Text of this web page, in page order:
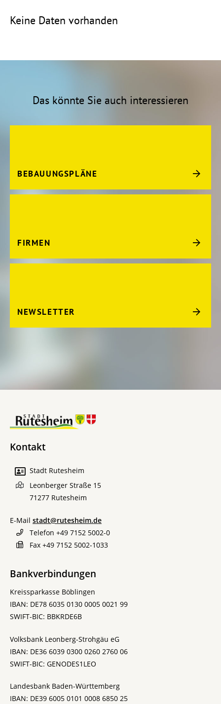
Keine Daten vorhanden
Das könnte Sie auch interessieren
BEBAUUNGSPLÄNE
FIRMEN
NEWSLETTER
Kontakt
Stadt Rutesheim
Leonberger Straße 15
71277 Rutesheim
E-Mail stadt@rutesheim.de
Telefon +49 7152 5002-0
Fax +49 7152 5002-1033
Bankverbindungen
Kreissparkasse Böblingen
IBAN: DE78 6035 0130 0005 0021 99
SWIFT-BIC: BBKRDE6B
Volksbank Leonberg-Strohgäu eG
IBAN: DE36 6039 0300 0260 2760 06
SWIFT-BIC: GENODES1LEO
Landesbank Baden-Württemberg
IBAN: DE39 6005 0101 0008 6850 25